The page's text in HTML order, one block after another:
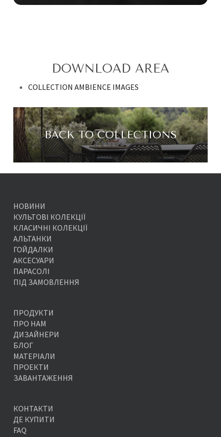
DOWNLOAD AREA
COLLECTION AMBIENCE IMAGES
BACK TO COLLECTIONS
НОВИНИ
КУЛЬТОВІ КОЛЕКЦІЇ
КЛАСИЧНІ КОЛЕКЦІЇ
АЛЬТАНКИ
ГОЙДАЛКИ
АКСЕСУАРИ
ПАРАСОЛІ
ПІД ЗАМОВЛЕННЯ
ПРОДУКТИ
ПРО НАМ
ДИЗАЙНЕРИ
БЛОГ
МАТЕРІАЛИ
ПРОЕКТИ
ЗАВАНТАЖЕННЯ
КОНТАКТИ
ДЕ КУПИТИ
FAQ